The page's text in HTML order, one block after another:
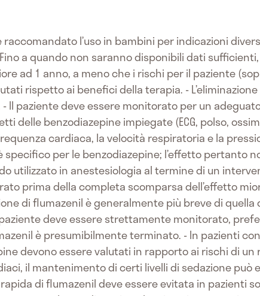
l’uso in bambini per indicazioni
a quando non saranno disponibili dati
ad 1 anno, a meno che i rischi per il paziente
rispetto ai benefici della terapia. -
paziente deve essere monitorato per un
delle benzodiazepine impiegate (ECG, polso,
cardiaca, la velocità respiratoria e la
per le benzodiazepine; l’effetto pertanto
utilizzato in anestesiologia al termine di un
prima della completa scomparsa dell’effetto
di flumazenil è generalmente più breve di quella
deve essere strettamente monitorato,
è presumibilmente terminato. - In pazienti
devono essere valutati in rapporto ai rischi di un
il mantenimento di certi livelli di sedazione può
di flumazenil deve essere evitata in pazienti